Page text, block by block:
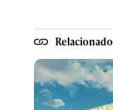
Relacionado